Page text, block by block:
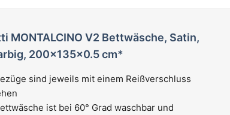
MONTALCINO V2 Bettwäsche, Satin,
200x135x0.5 cm*
sind jeweils mit einem Reißverschluss
ist bei 60° Grad waschbar und